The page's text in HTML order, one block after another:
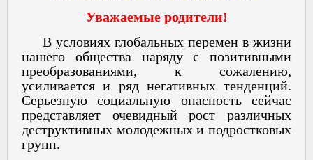
Уважаемые родители!
В условиях глобальных перемен в жизни
нашего общества наряду с позитивными
преобразованиями, к сожалению,
усиливается и ряд негативных тенденций.
Серьезную социальную опасность сейчас
представляет очевидный рост различных
деструктивных молодежных и подростковых
групп.